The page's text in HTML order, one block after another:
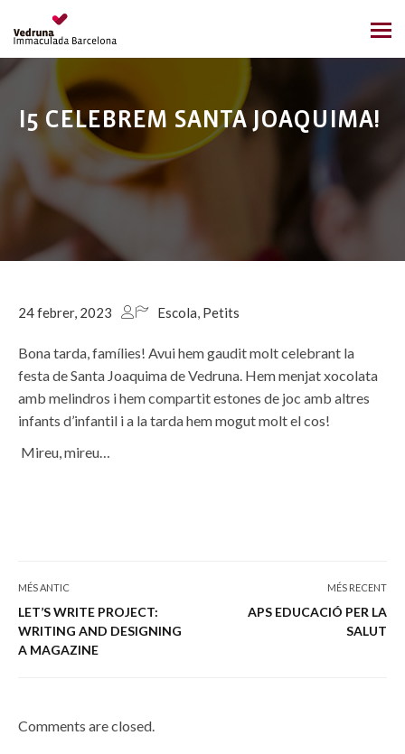
I5 CELEBREM SANTA JOAQUIMA!
24 febrer, 2023 Escola, Petits
Bona tarda,famílies! Avuihem gauditmolt celebrant la
festa de Santa Joaquimade Vedruna. Hem menjatxocolata
amb melindros i hem compartit estones de joc amb altres
infants d’infantil ia la tardahem mogut molt el cos!
Mireu , mireu…
MÉS ANTIC
LET’S WRITE PROJECT:
WRITING AND DESIGNING
A MAGAZINE
MÉS RECENT
APS EDUCACIÓ PER LA
SALUT
Comments are closed.